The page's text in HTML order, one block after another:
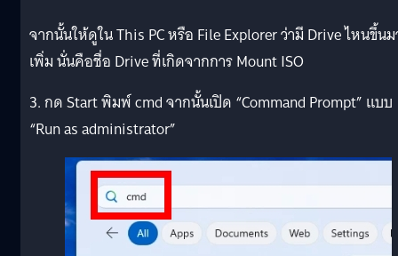
จากนั้นให้ดูใน This PC หรือ File Explorer ว่ามี Drive ไหนขึ้น
เพิ่ม นั่นคือชื่อ Drive ที่เกิดจากการ Mount ISO
3. กด Start พิมพ์ cmd จากนั้นเปิด “Command Prompt” แบบ
“Run as administrator”